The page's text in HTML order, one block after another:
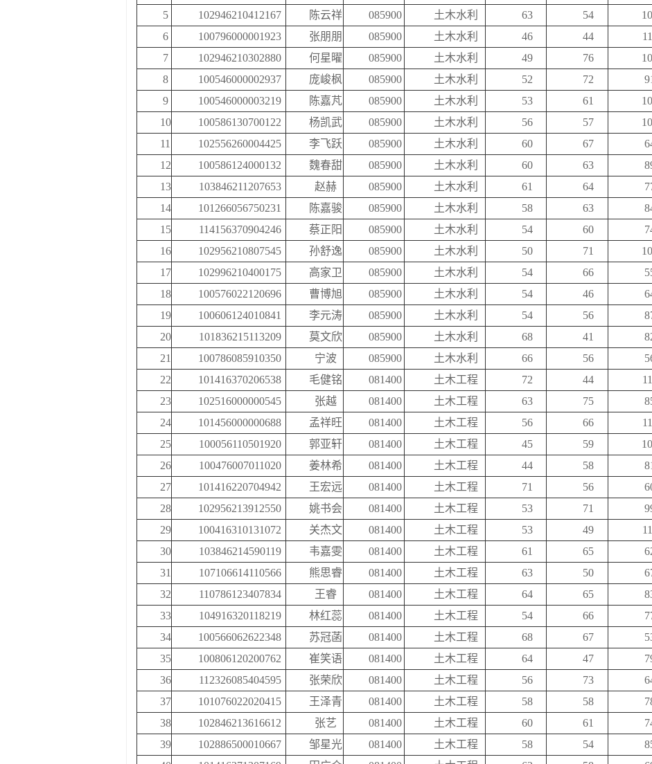
5
102946210412167 陈云祥 085900 土木水利 63 54
6
100796000001923 张朋朋 085900 土木水利 46 44
7
102946210302880 何星曜 085900 土木水利 49 76
8
100546000002937 庞峻枫 085900 土木水利 52 72
9
100546000003219 陈嘉芃 085900 土木水利 53 61
10
100586130700122 杨凯武 085900 土木水利 56 57
11
102556260004425 李飞跃 085900 土木水利 60 67
12
100586124000132 魏春甜 085900 土木水利 60 63
13
103846211207653 赵赫 085900 土木水利 61 64
14
101266056750231 陈嘉骏 085900 土木水利 58 63
15
114156370904246 蔡正阳 085900 土木水利 54 60
16
102956210807545 孙舒逸 085900 土木水利 50 71
17
102996210400175 高家卫 085900 土木水利 54 66
18
100576022120696 曹博旭 085900 土木水利 54 46
19
100606124010841 李元涛 085900 土木水利 54 56
20
101836215113209 莫文欣 085900 土木水利 68 41
21
100786085910350 宁波 085900 土木水利 66 56
22
101416370206538 毛健铭 081400 土木工程 72 44
23
102516000000545 张越 081400 土木工程 63 75
24
101456000000688 孟祥旺 081400 土木工程 56 66
25
100056110501920 郭亚轩 081400 土木工程 45 59
26
100476007011020 姜林希 081400 土木工程 44 58
27
101416220704942 王宏远 081400 土木工程 71 56
28
102956213912550 姚书会 081400 土木工程 53 71
29
100416310131072 关杰文 081400 土木工程 53 49
30
103846214590119 韦嘉雯 081400 土木工程 61 65
31
107106614110566 熊思睿 081400 土木工程 63 50
32
110786123407834 王睿 081400 土木工程 64 65
33
104916320118219 林红蕊 081400 土木工程 54 66
34
100566062622348 苏冠菡 081400 土木工程 68 67
35
100806120200762 崔笑语 081400 土木工程 64 47
36
112326085404595 张荣欣 081400 土木工程 56 73
37
101076022020415 王泽青 081400 土木工程 58 58
38
102846213616612 张艺 081400 土木工程 60 61
39
102886500010667 邹星光 081400 土木工程 58 54